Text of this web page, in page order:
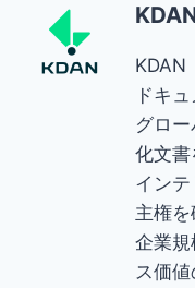
KDAN
ドキ
グロ
化文書
イン
主権を
企業
ス価値